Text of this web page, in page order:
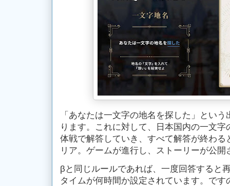
「あなたは一文字の地名を探した」とい
ります。これに対して、日本国内の一文
体戦で解答していき、すべて解答が終わ
リア。ゲームが進行し、ストーリーが公開
βと同じルールであれば、一度回答すると
タイムが何時間か設定されています。で